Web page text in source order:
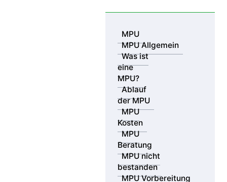
MPU
MPU Allgemein
Was ist
eine
MPU?
Ablauf
der MPU
MPU
Kosten
MPU
Beratung
MPU nicht
bestanden
MPU Vorbereitung